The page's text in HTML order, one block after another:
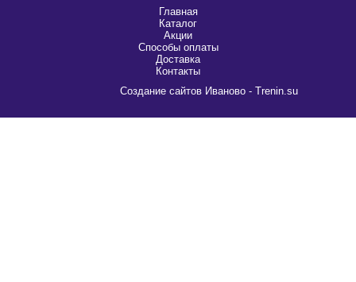
Главная
Каталог
Акции
Способы оплаты
Доставка
Контакты
Cоздание сайтов Иваново - Trenin.su